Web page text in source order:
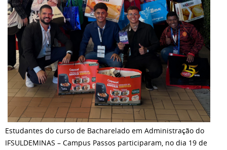
Estudantes do curso de Bacharelado em Administração do
IFSULDEMINAS – Campus Passos participaram, no dia 19 de